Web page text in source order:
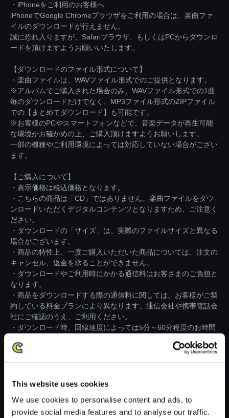
This website uses cookies
We use cookies to personalise content and ads, to
provide social media features and to analyse our traffic.
・iPhoneをご利用のお客様へ
iPhoneでGoogle Chromeブラウザをご利用の場合は、楽曲ファ
イルのダウンロードが行えません。
誠に恐れ入りますが、Safariブラウザ、もしくはPCからダウンロ
ードを頂けますようお願いいたします。
【ダウンロードのファイル形式について】
・楽曲ファイルは、WAVファイル形式でのご提供となります。
※アルバムでご購入された場合のみ、WAVファイル形式での1曲
毎のダウンロードだけでなく、MP3ファイル形式のZIPファイル
での【まとめてダウンロード】も可能です。
※お客様のPCやスマートフォンなどで、音楽データが再生可能
な環境かお確かめの上、ご購入頂けますようお願いします。
一部の機種やご利用環境によっては対応していない場合がござい
ます。
【ご購入について】
・表示価格は税込価格となります。
・こちらの商品は「CD」ではありません。楽曲ファイルをダウ
ンロードいただくデジタルコンテンツとなりますため、ご注意く
ださい。
・ダウンロードの「サイズ」は、実際のファイルサイズと異なる
場合がございます。
・商品の特性上、一度ご購入いただいた商品については、注文の
キャンセル、返金を承ることができません。
・ダウンロードやご利用時にかかる通信料はお客さまのご負担と
なります。
・商品をダウンロードする際の通信料に関しては、お客様がご契
約している料金プランにより異なります。通信会社や携帯電話会
社にご確認のうえ、ご利用ください。
・ダウンロード時、回線速度によっては5分～60分程度のお時間
※ご購入いただいたファイルのダウンロードの際には、通信環境